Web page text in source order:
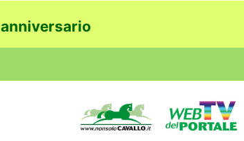
anniversario